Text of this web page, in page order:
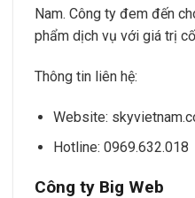
Nam. Công ty đem đến
phẩm dịch vụ với giá trị
Thông tin liên hệ:
Website:
Hotline: 0969.632.018
Công ty Big Web